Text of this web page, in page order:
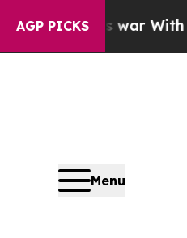
AGP PICKS
As war With Iran
Menu